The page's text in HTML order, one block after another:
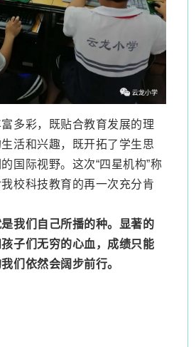
多彩，既贴合教育发展的理
活和兴趣，既开拓了学生思
国际视野。这次“四星机构”称
校科技教育的再一次充分肯
我们自己所播的种。显著的
子们无穷的心血，成绩只能
们依然会阔步前行。